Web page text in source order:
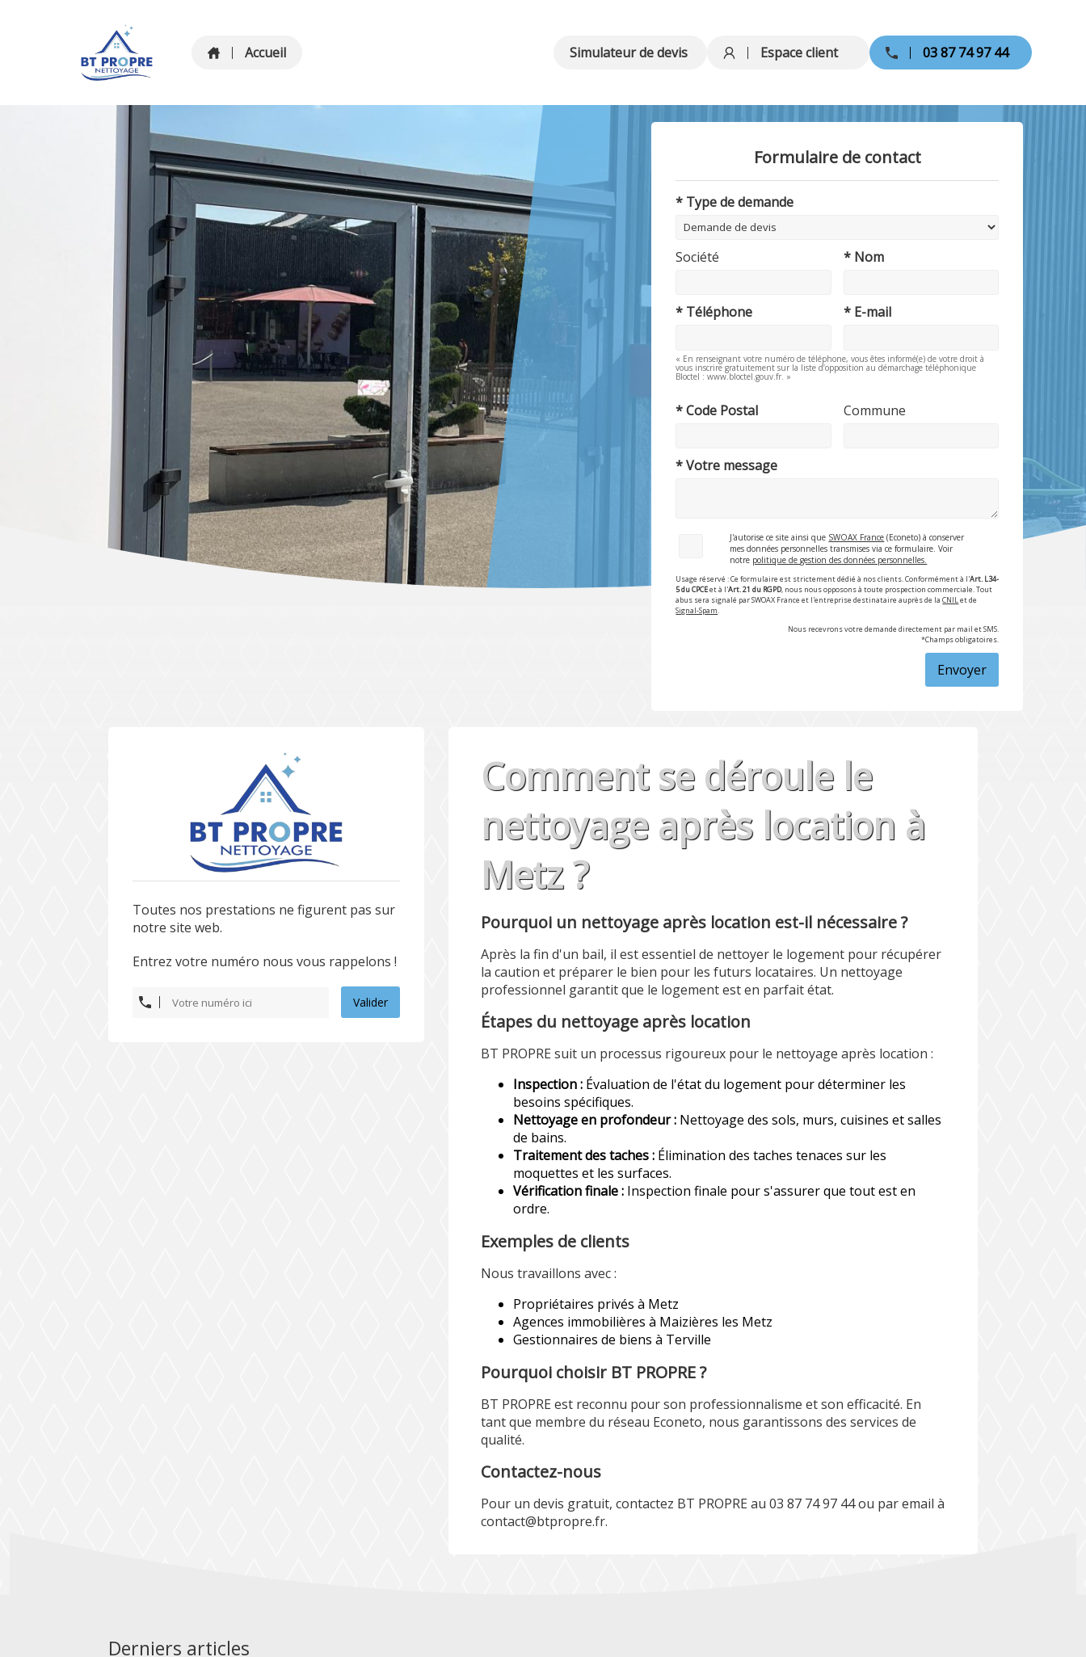
Accueil Simulateur de devis Espace client 03 87 74 97 44
Formulaire de contact
* Type de demande
Société * Nom
* Téléphone * E-mail
« En renseignant votre numéro de téléphone, vous êtes informé(e) de votre droit à
vous inscrire gratuitement sur la liste d’opposition au démarchage téléphonique
Bloctel : www.bloctel.gouv.fr. »
* Code Postal Commune
* Votre message
J'autorise ce site ainsi que SWOAX France (Econeto) à conserver
mes données personnelles transmises via ce formulaire. Voir
notre politique de gestion des données personnelles.
Usage réservé : Ce formulaire est strictement dédié à nos clients. Conformément à l'Art. L34-
5 du CPCEet à l'Art. 21 du RGPD, nous nous opposons à toute prospection commerciale. Tout
abus sera signalé par SWOAX France et l'entreprise destinataire auprès de laCNILet de
Signal-Spam.
Nous recevrons votre demande directement par mail et SMS.
*Champs obligatoires.
Envoyer
Toutes nos prestations ne figurent pas sur
notre site web.
Entrez votre numéro nous vous rappelons !
Valider
Comment se déroule le
nettoyage après location à
Metz ?
Pourquoi un nettoyage après location est-il nécessaire ?
Après la fin d'un bail, il est essentiel de nettoyer le logement pour récupérer
la caution et préparer le bien pour les futurs locataires. Un nettoyage
professionnel garantit que le logement est en parfait état.
Étapes du nettoyage après location
BT PROPRE suit un processus rigoureux pour le nettoyage après location :
Inspection : Évaluation de l'état du logement pour déterminer les
besoins spécifiques.
Nettoyage en profondeur : Nettoyage des sols, murs, cuisines et salles
de bains.
Traitement des taches : Élimination des taches tenaces sur les
moquettes et les surfaces.
Vérification finale : Inspection finale pour s'assurer que tout est en
ordre.
Exemples de clients
Nous travaillons avec :
Propriétaires privés à Metz
Agences immobilières à Maizières les Metz
Gestionnaires de biens à Terville
Pourquoi choisir BT PROPRE ?
BT PROPRE est reconnu pour son professionnalisme et son efficacité. En
tant que membre du réseau Econeto, nous garantissons des services de
qualité.
Contactez-nous
Pour un devis gratuit, contactez BT PROPRE au 03 87 74 97 44 ou par email à
contact@btpropre.fr.
Derniers articles